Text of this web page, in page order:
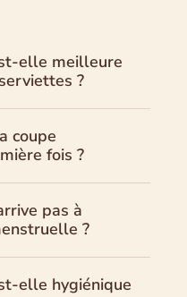
elle meilleure
?
coupe
fois ?
pas à
?
elle hygiénique